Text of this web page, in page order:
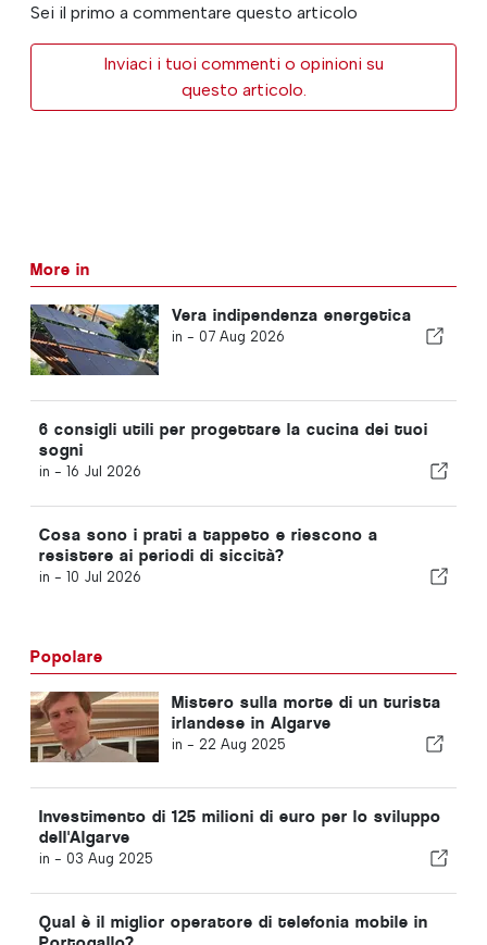
Sei il primo a commentare questo articolo
Inviaci i tuoi commenti o opinioni su
questo articolo.
More in
Vera indipendenza energetica
in - 07 Aug 2026
6 consigli utili per progettare la cucina dei tuoi
sogni
in - 16 Jul 2026
Cosa sono i prati a tappeto e riescono a
resistere ai periodi di siccità?
in - 10 Jul 2026
Popolare
Mistero sulla morte di un turista
irlandese in Algarve
in - 22 Aug 2025
Investimento di 125 milioni di euro per lo sviluppo
dell'Algarve
in - 03 Aug 2025
Qual è il miglior operatore di telefonia mobile in